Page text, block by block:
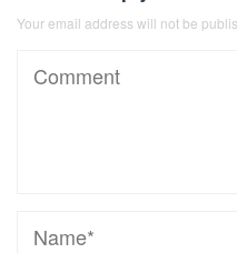
Your email address will not be